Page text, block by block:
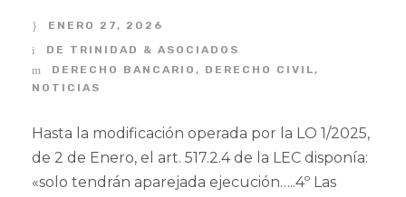
ENERO 27, 2026
DE TRINIDAD & ASOCIADOS
DERECHO BANCARIO , DERECHO CIVIL,
NOTICIAS
Hasta la modificación operada por la LO 1/2025,
de 2 de Enero, el art. 517.2.4 de la LEC disponía:
«solo tendrán aparejada ejecución…..4º Las